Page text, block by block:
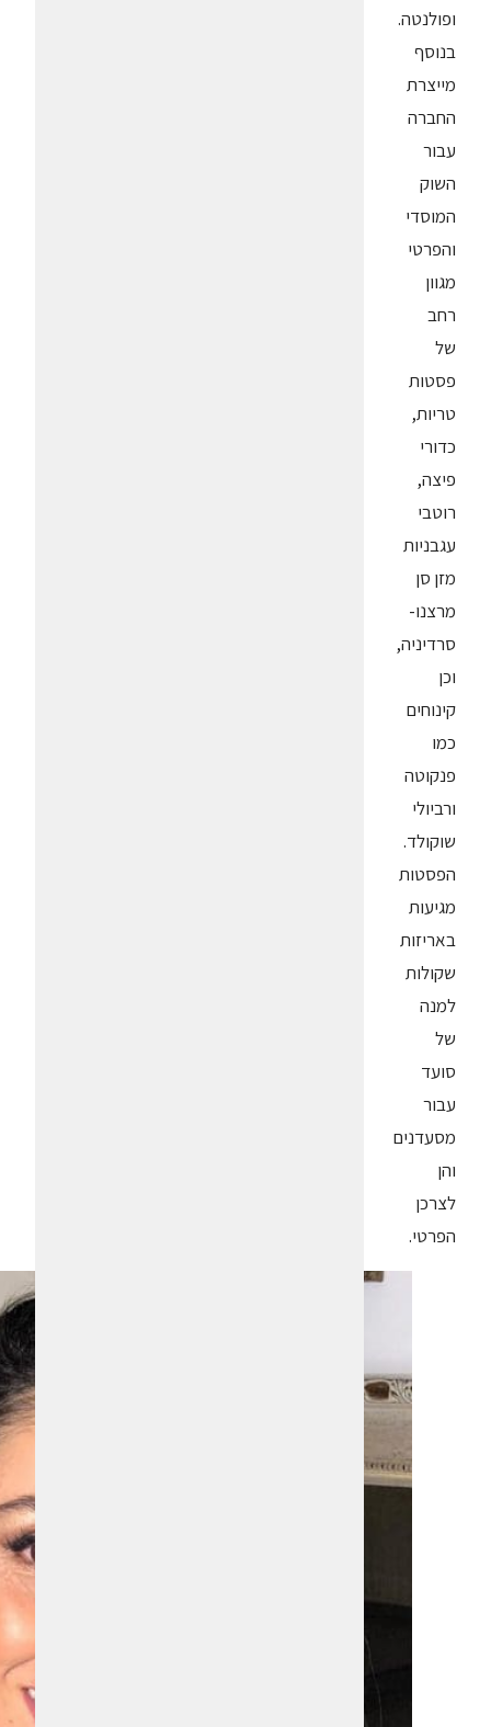
ופולנטה.
בנוסף
מייצרת
החברה
עבור
השוק
המוסדי
והפרטי
מגוון
רחב
של
פסטות
טריות,
כדורי
פיצה,
רוטבי
עגבניות
מזן סן
מרצנו-
סרדיניה,
וכן
קינוחים
כמו
פנקוטה
ורביולי
שוקולד.
הפסטות
מגיעות
באריזות
שקולות
למנה
של
סועד
עבור
מסעדנים
והן
לצרכן
הפרטי.